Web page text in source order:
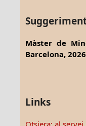
Màster de
Barcelona,
Links
Otsiera: al